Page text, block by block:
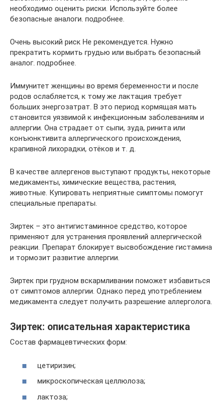
необходимо оценить риски. Используйте более
безопасные аналоги. подробнее.
Очень высокий риск Не рекомендуется. Нужно
прекратить кормить грудью или выбрать безопасный
аналог. подробнее.
Иммунитет женщины во время беременности и после
родов ослабляется, к тому же лактация требует
больших энергозатрат. В это период кормящая мать
становится уязвимой к инфекционным заболеваниям и
аллергии. Она страдает от сыпи, зуда, ринита или
конъюнктивита аллергического происхождения,
крапивной лихорадки, отёков и т. д.
В качестве аллергенов выступают продукты, некоторые
медикаменты, химические вещества, растения,
животные. Купировать неприятные симптомы помогут
специальные препараты.
Зиртек – это антигистаминное средство, которое
применяют для устранения проявлений аллергической
реакции. Препарат блокирует высвобождение гистамина
и тормозит развитие аллергии.
Зиртек при грудном вскармливании поможет избавиться
от симптомов аллергии. Однако перед употреблением
медикамента следует получить разрешение аллерголога.
Зиртек: описательная характеристика
Состав фармацевтических форм:
цетиризин;
микроскопическая целлюлоза;
лактоза;